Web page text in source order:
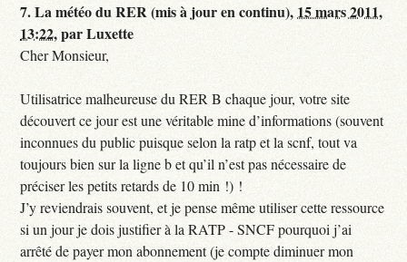
7.La météo du RER (mis à jour en continu), 15 mars 2011,
13:22,parLuxette
Cher Monsieur,
Utilisatrice malheureuse du RER B chaque jour, votre site
découvert ce jour est une véritable mine d’informations (souvent
inconnues du public puisque selon la ratp et la scnf, tout va
toujours bien sur la ligne b et qu’il n’est pas nécessaire de
préciser les petits retards de 10 min !) !
J’y reviendrais souvent, et je pense même utiliser cette ressource
si un jour je dois justifier à la RATP - SNCF pourquoi j’ai
arrêté de payer mon abonnement (je compte diminuer mon